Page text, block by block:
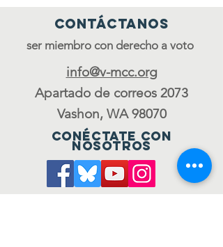
Contáctanos
ser miembro con derecho a voto
info@v-mcc.org
Apartado de correos 2073
Vashon, WA 98070
Conéctate con
nosotros